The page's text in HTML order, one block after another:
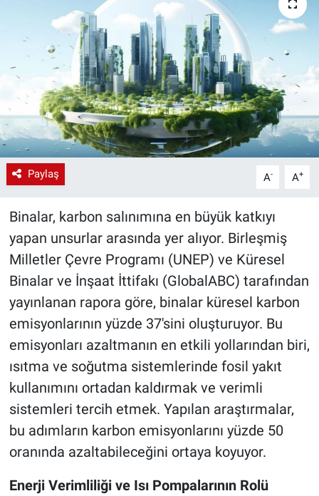
Paylaş A- A+
Binalar, karbon salınımına en büyük katkıyı
yapan unsurlar arasında yer alıyor. Birleşmiş
Milletler Çevre Programı (UNEP) ve Küresel
Binalar ve İnşaat İttifakı (GlobalABC) tarafından
yayınlanan rapora göre, binalar küresel karbon
emisyonlarının yüzde 37'sini oluşturuyor. Bu
emisyonları azaltmanın en etkili yollarından biri,
ısıtma ve soğutma sistemlerinde fosil yakıt
kullanımını ortadan kaldırmak ve verimli
sistemleri tercih etmek. Yapılan araştırmalar,
bu adımların karbon emisyonlarını yüzde 50
oranında azaltabileceğini ortaya koyuyor.
Enerji Verimliliği ve Isı Pompalarının Rolü